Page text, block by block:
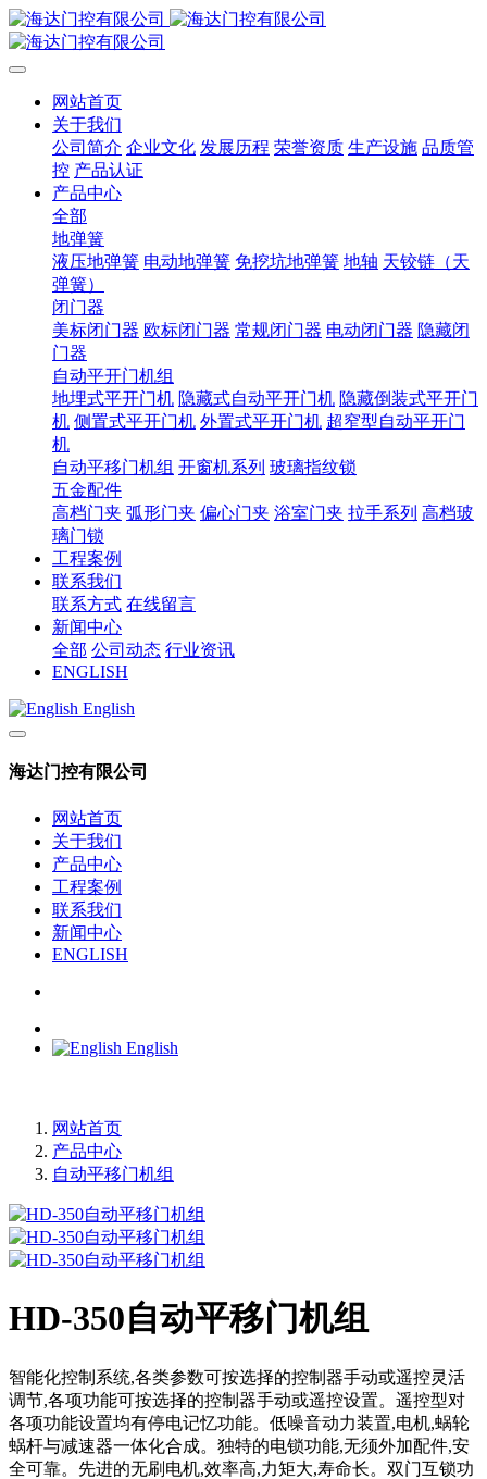
网站首页
关于我们
公司简介 企业文化 发展历程 荣誉资质 生产设施 品质管
控 产品认证
产品中心
全部
地弹簧
液压地弹簧 电动地弹簧 免挖坑地弹簧 地轴 天铰链（天
弹簧）
闭门器
美标闭门器 欧标闭门器 常规闭门器 电动闭门器 隐藏闭
门器
自动平开门机组
地埋式平开门机 隐藏式自动平开门机 隐藏倒装式平开门
机 侧置式平开门机 外置式平开门机 超窄型自动平开门
机
自动平移门机组 开窗机系列 玻璃指纹锁
五金配件
高档门夹 弧形门夹 偏心门夹 浴室门夹 拉手系列 高档玻
璃门锁
工程案例
联系我们
联系方式 在线留言
新闻中心
全部 公司动态 行业资讯
ENGLISH
English
海达门控有限公司
网站首页
关于我们
产品中心
工程案例
联系我们
新闻中心
ENGLISH
English
网站首页
产品中心
自动平移门机组
HD-350自动平移门机组
智能化控制系统,各类参数可按选择的控制器手动或遥控灵活
调节,各项功能可按选择的控制器手动或遥控设置。遥控型对
各项功能设置均有停电记忆功能。低噪音动力装置,电机,蜗轮
蜗杆与减速器一体化合成。独特的电锁功能,无须外加配件,安
全可靠。先进的无刷电机,效率高,力矩大,寿命长。双门互锁功